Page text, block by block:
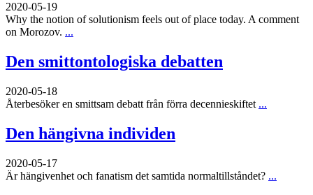
2020-05-19
Why the notion of solutionism feels out of place today. A comment
on Morozov. ...
Den smittontologiska debatten
2020-05-18
Återbesöker en smittsam debatt från förra decennieskiftet ...
Den hängivna individen
2020-05-17
Är hängivenhet och fanatism det samtida normaltillståndet? ...